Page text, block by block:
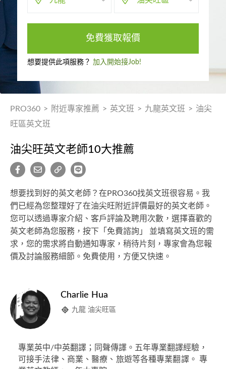
免費獲取報價
想要提供此項服務？ 加入開始接Job!
PRO360 > 附近專家推薦 > 英文班 > 九龍英文班 > 油尖
旺區英文班
油尖旺英文老師10大推薦
想要找到好的英文老師？在PRO360找英文班很容易。我
們已經為您整理好了在油尖旺附近評價最好的英文老師。
您可以透過專家介紹、客戶評論及聘用次數，選擇喜歡的
英文老師為您服務，按下「免費諮詢」 並填寫英文班的需
求，您的需求將自動通知專家，稍待片刻，專家會為您報
價及討論服務細節。免費使用，方便又快速。
Charlie Hua
九龍 油尖旺區
專業英中/中英翻譯；同聲傳譯。五年專業翻譯經驗，
可接手法律、商業、醫療、旅遊等各種專業翻譯。 專